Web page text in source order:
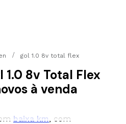
gol 1.0 8v total flex
1.0 8v Total Flex
à venda
baixa km, com